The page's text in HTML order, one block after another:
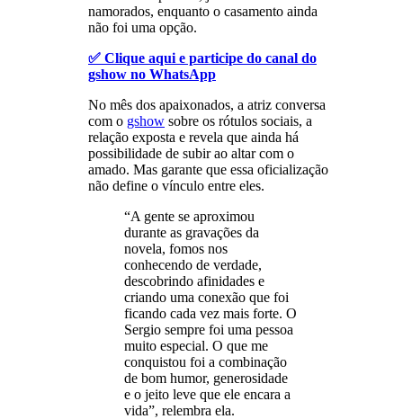
namorados, enquanto o casamento ainda
não foi uma opção.
✅ Clique aqui e participe do canal do
gshow no WhatsApp
No mês dos apaixonados, a atriz conversa
com o gshow sobre os rótulos sociais, a
relação exposta e revela que ainda há
possibilidade de subir ao altar com o
amado. Mas garante que essa oficialização
não define o vínculo entre eles.
“A gente se aproximou
durante as gravações da
novela, fomos nos
conhecendo de verdade,
descobrindo afinidades e
criando uma conexão que foi
ficando cada vez mais forte. O
Sergio sempre foi uma pessoa
muito especial. O que me
conquistou foi a combinação
de bom humor, generosidade
e o jeito leve que ele encara a
vida”, relembra ela.